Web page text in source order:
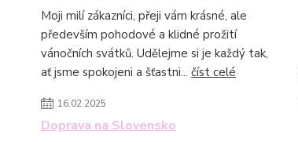
Moji milí zákazníci, přeji vám krásné, ale
především pohodové a klidné prožití
vánočních svátků. Udělejme si je každý tak,
ať jsme spokojeni a šťastni... číst celé
16.02.2025
Doprava na Slovensko